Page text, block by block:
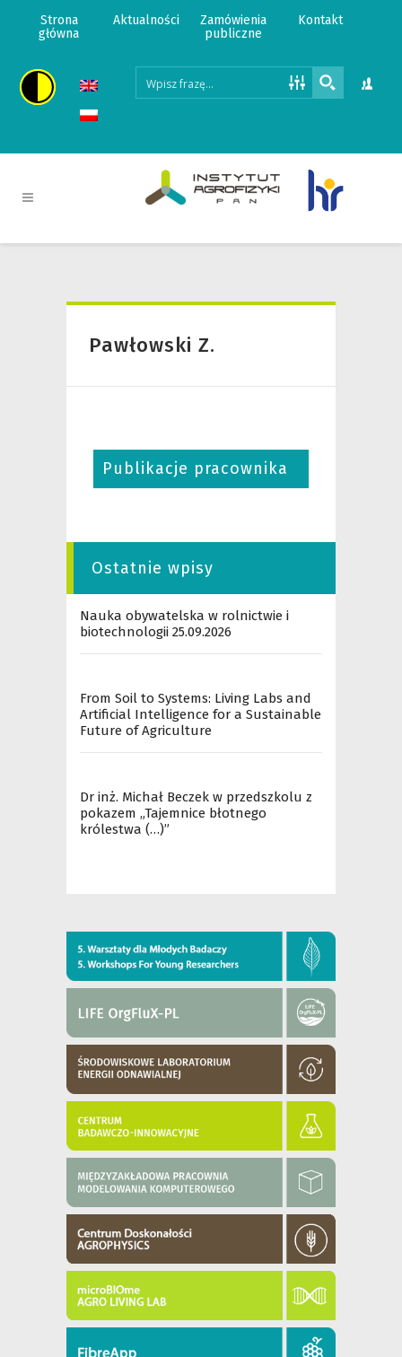
Strona
główna
Aktualności
Zamówienia
publiczne
Kontakt
Pawłowski Z.
Publikacje pracownika
Ostatnie wpisy
Nauka obywatelska w rolnictwie i
biotechnologii 25.09.2026
From Soil to Systems: Living Labs and
Artificial Intelligence for a Sustainable
Future of Agriculture
Dr inż. Michał Beczek w przedszkolu z
pokazem „Tajemnice błotnego
królestwa (…)”